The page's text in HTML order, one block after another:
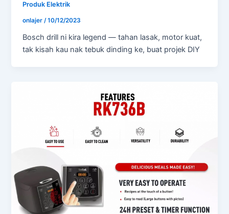
Produk Elektrik
onlajer/10/12/2023
Bosch drill ni kira legend — tahan lasak, motor kuat,
tak kisah kau nak tebuk dinding ke, buat projek DIY